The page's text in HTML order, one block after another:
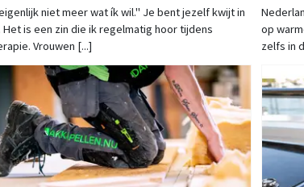
niet meer wat ík wil." Je bent jezelf kwijt in
is een zin die ik regelmatig hoor tijdens
Vrouwen [...]
op
zelfs in